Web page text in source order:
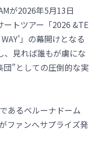
が2026年5月13日
ートツアー「2026 &TE
」の幕開けとなる
、見れば誰もが虜にな
”としての圧倒的な実
あるベルーナドーム
ファンへサプライズ発